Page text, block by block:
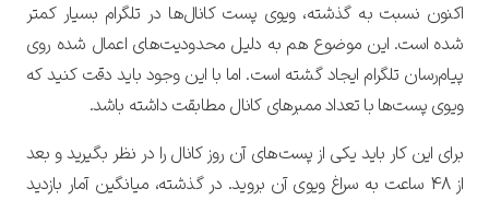
اکنون نسبت به گذشته، ویوی پست‌ کانال‌ها در تلگرام بسیار کمتر
شده است. این موضوع هم به دلیل محدودیت‌های اعمال شده روی
پیام‌رسان تلگرام ایجاد گشته است. اما با این وجود باید دقت کنید که
ویوی پست‌ها با تعداد ممبرهای کانال مطابقت داشته باشد.
برای این کار باید یکی از پست‌های آن روز کانال را در نظر بگیرید و بعد
از 48 ساعت به سراغ ویوی آن بروید. در گذشته، میانگین آمار بازدید